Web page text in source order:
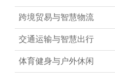
跨境贸易与智慧物流
交通运输与智慧出行
体育健身与户外休闲